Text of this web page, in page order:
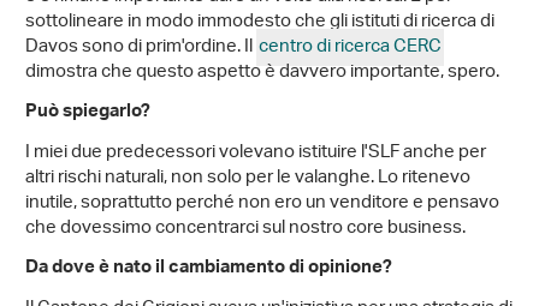
sottolineare in modo immodesto che gli istituti di ricerca di
Davos sono di prim'ordine. Ilcentro di ricerca CERC
dimostra che questo aspetto è davvero importante, spero.
Può spiegarlo?
I miei due predecessori volevano istituire l'SLF anche per
altri rischi naturali, non solo per le valanghe. Lo ritenevo
inutile, soprattutto perché non ero un venditore e pensavo
che dovessimo concentrarci sul nostro core business.
Da dove è nato il cambiamento di opinione?